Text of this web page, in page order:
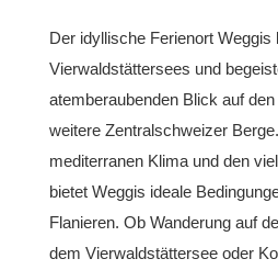
Der idyllische Ferienort Weggis
Vierwaldstättersees und
atemberaubenden Blick auf
weitere Zentralschweizer
mediterranen Klima und den
bietet Weggis ideale
Flanieren. Ob Wanderung auf
dem Vierwaldstättersee oder